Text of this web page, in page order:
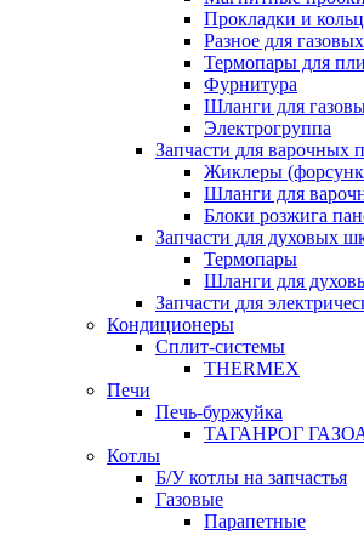
Прокладки и
Разное для
Термопары для
Фурнитура
Шланги для
Электрогруппа
Запчасти для варочных
Жиклеры
Шланги для
Блоки розжига
Запчасти для духовых
Термопары
Шланги для
Запчасти для
Кондиционеры
Сплит-системы
THERMEX
Печи
Печь-буржуйка
ТАГАНРОГ
Котлы
Б/У котлы на запчастья
Газовые
Парапетные